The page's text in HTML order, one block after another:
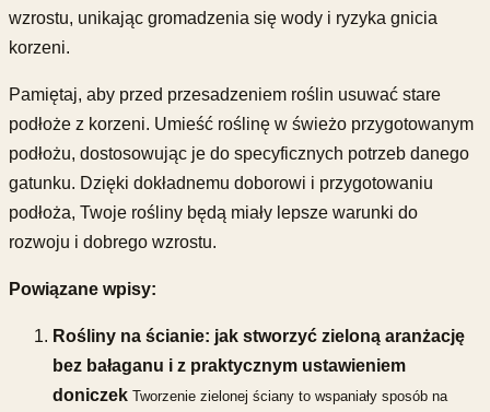
wzrostu, unikając gromadzenia się wody i ryzyka gnicia
korzeni.
Pamiętaj, aby przed przesadzeniem roślin usuwać stare
podłoże z korzeni. Umieść roślinę w świeżo przygotowanym
podłożu, dostosowując je do specyficznych potrzeb danego
gatunku. Dzięki dokładnemu doborowi i przygotowaniu
podłoża, Twoje rośliny będą miały lepsze warunki do
rozwoju i dobrego wzrostu.
Powiązane wpisy:
Rośliny na ścianie: jak stworzyć zieloną aranżację
bez bałaganu i z praktycznym ustawieniem
doniczek Tworzenie zielonej ściany to wspaniały sposób na